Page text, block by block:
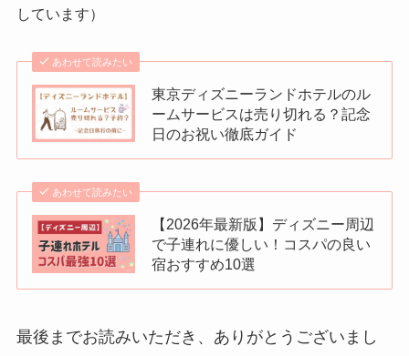
しています）
あわせて読みたい
東京ディズニーランドホテルのル
ームサービスは売り切れる？記念
日のお祝い徹底ガイド
あわせて読みたい
【2026年最新版】ディズニー周辺
で子連れに優しい！コスパの良い
宿おすすめ10選
最後までお読みいただき、ありがとうございまし